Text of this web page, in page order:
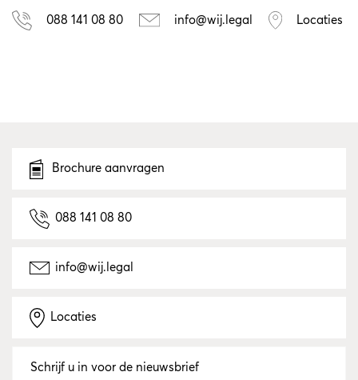
088 141 08 80 info@wij.legal Locaties
Brochure aanvragen
088 141 08 80
info@wij.legal
Locaties